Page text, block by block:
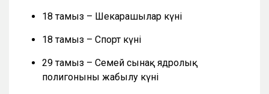
18 тамыз – Шекарашылар күні
18 тамыз – Спорт күні
29 тамыз – Семей сынақ ядролық
полигонының жабылу күні